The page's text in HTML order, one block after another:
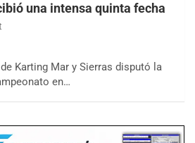
una intensa quinta fecha
Karting Mar y Sierras disputó la
en…